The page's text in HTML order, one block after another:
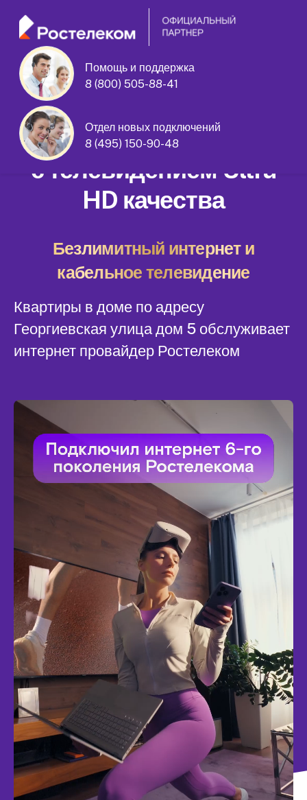
Помощь и поддержка
8 (800) 505-88-41
Отдел новых подключений
8 (495) 150-90-48
Георгиевская улица дом 5
Домашний интернет
с телевидением Ultra
HD качества
Безлимитный интернет и
кабельное телевидение
Квартиры в доме по адресу
Георгиевская улица дом 5 обслуживает
интернет провайдер Ростелеком